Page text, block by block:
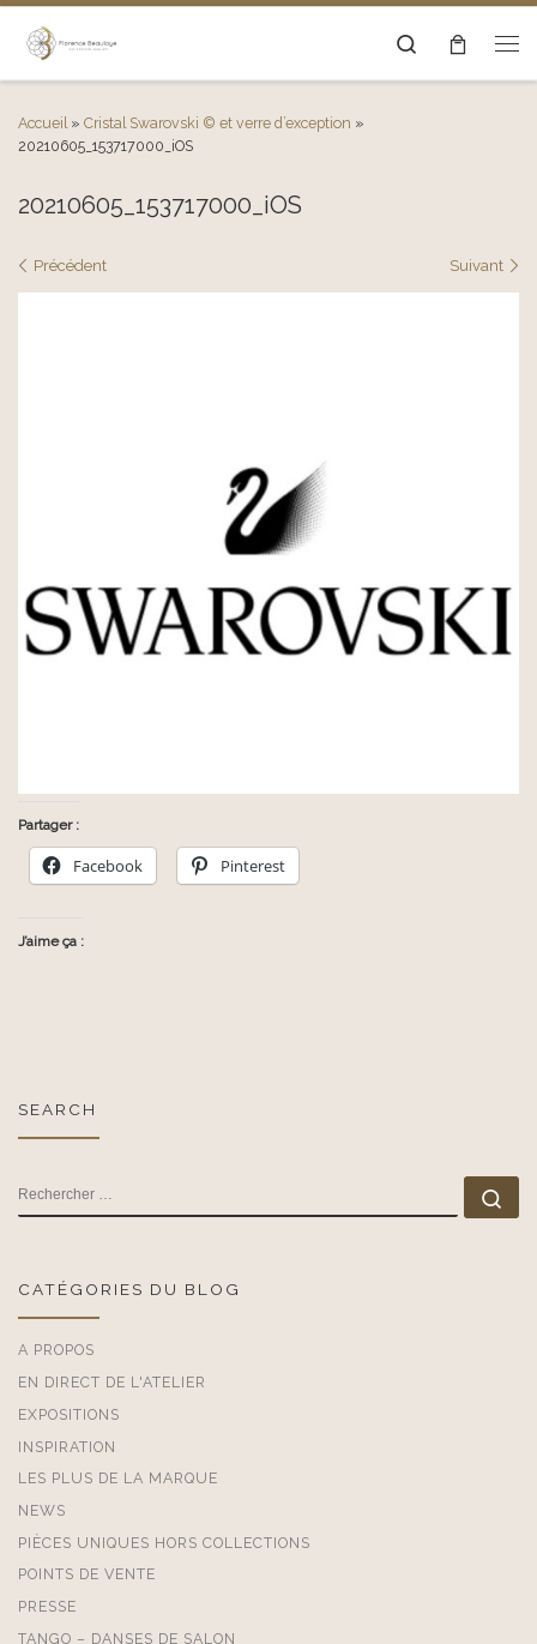
Passer au contenu Search
Accueil » Cristal Swarovski © et verre d’exception »
20210605_153717000_iOS
20210605_153717000_iOS
Navigation des images
Précédent Suivant
Partager :
Facebook Pinterest
J’aime ça :
SEARCH
RECHERCHER
CATÉGORIES DU BLOG
A PROPOS
EN DIRECT DE L'ATELIER
EXPOSITIONS
INSPIRATION
LES PLUS DE LA MARQUE
NEWS
PIÈCES UNIQUES HORS COLLECTIONS
POINTS DE VENTE
PRESSE
TANGO – DANSES DE SALON